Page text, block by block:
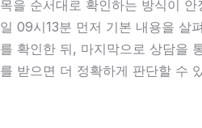
목을 순서대로 확인하는 방식이
일 09시13분 먼저 기본 내용을 살
를 확인한 뒤, 마지막으로 상담을
를 받으면 더 정확하게 판단할 수